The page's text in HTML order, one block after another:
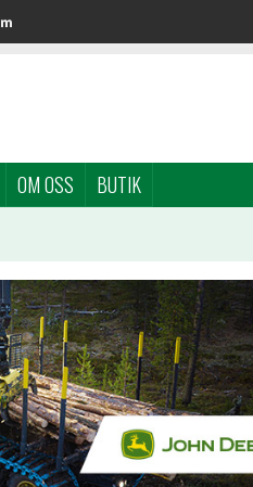
OM OSS
BUTIK